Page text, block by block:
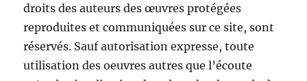
droits des auteurs des œuvres protégées
reproduites et communiquées sur ce site, sont
réservés. Sauf autorisation expresse, toute
utilisation des oeuvres autres que l’écoute